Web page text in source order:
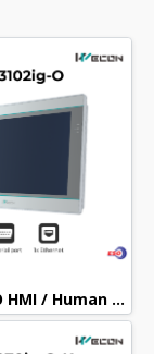
PI3102ig-O HMI / Human machine interface WECON